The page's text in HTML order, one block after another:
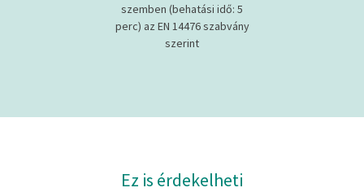
szemben (behatási idő: 5
perc) az EN 14476 szabvány
szerint
Ez is érdekelheti